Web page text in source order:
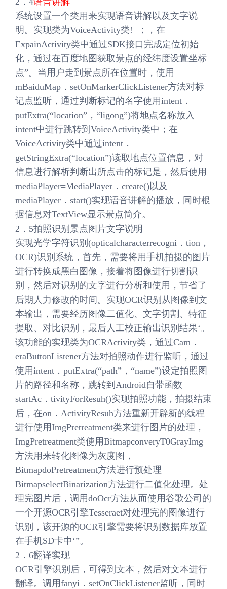
系统设置一个类用来实现语音讲解以及文字说
明。实现类为VoiceActivity类!=；，在
ExpainActivity类中通过SDK接口完成定位初始
化，通过在百度地图获取景点的经纬度设置坐标
点”。当用户走到景点所在位置时，使用
mBaiduMap．setOnMarkerClickListener方法对标
记点监听，通过判断标记的名字使用intent．
putExtra(“location”，“ligong”)将地点名称放入
intent中进行跳转到VoiceActivity类中；在
VoiceActivity类中通过intent．
getStringExtra(“location”)读取地点位置信息，对
信息进行解析判断出所点击的标记是，然后使用
mediaPlayer=MediaPlayer．create()以及
mediaPlayer．start()实现语音讲解的播放，同时根
据信息对TextView显示景点简介。
2．5拍照识别景点图片文字说明
实现光学字符识别(opticalcharacterrecogni．tion，
OCR)识别系统，首先，需要将用手机拍摄的图片
进行转换成黑白图像，接着将图像进行切割识
别，然后对识别的文字进行分析和使用，节省了
后期人力修改的时间。实现OCR识别从图像到文
本输出，需要经历图像二值化、文字切割、特征
提取、对比识别，最后人工校正输出识别结果‘。
该功能的实现类为OCRActivity类，通过Cam．
eraButtonListener方法对拍照动作进行监听，通过
使用intent．putExtra(“path”，“name”)设定拍照图
片的路径和名称，跳转到Android自带函数
startAc．tivityForResuh()实现拍照功能，拍摄结束
后，在on．ActivityResuh方法重新开辟新的线程
进行使用ImgPretreatment类来进行图片的处理，
ImgPretreatment类使用BitmapconveryT0GrayImg
方法用来转化图像为灰度图，
BitmapdoPretreatment方法进行预处理
BitmapselectBinarization方法进行二值化处理。处
理完图片后，调用doOcr方法从而使用谷歌公司的
一个开源OCR引擎Tesseraet对处理完的图像进行
识别，该开源的OCR引擎需要将识别数据库放置
在手机SD卡中‘”。
2．6翻译实现
OCR引擎识别后，可得到文本，然后对文本进行
翻译。调用fanyi．setOnClickListener监听，同时